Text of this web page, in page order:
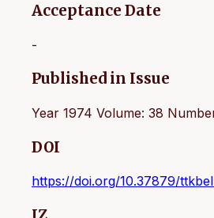
Acceptance Date
-
Published in Issue
Year 1974 Volume: 38
DOI
https://doi.org/10.37879/